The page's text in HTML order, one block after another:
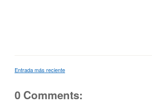
Entrada más reciente
0 Comments: